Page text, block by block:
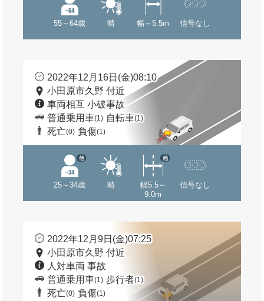
55～64歳 晴 幅～5.5m 信号なし
2022年12月16日(金)08:10
小田原市久野 付近
車両相互 小破事故
普通乗用車(1) 自転車(1)
死亡(0) 負傷(1)
25～34歳
他
晴
幅5.5～
9.0m
他
信号なし
2022年12月9日(金)07:25
小田原市久野 付近
人対車両 事故
普通乗用車(1) 歩行者(1)
死亡(0) 負傷(1)